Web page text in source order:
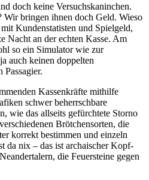
doch keine Versuchskaninchen.
Wir bringen ihnen doch Geld. Wieso
Kundenstatisten und Spielgeld,
Nacht an der echten Kasse. Am
so ein Simulator wie zur
auch keinen doppelten
Passagier.
Kassenkräfte mithilfe
schwer beherrschbare
wie das allseits gefürchtete Storno
Brötchensorten, die
korrekt bestimmen und einzeln
da nix – das ist archaischer Kopf-
die Feuersteine gegen